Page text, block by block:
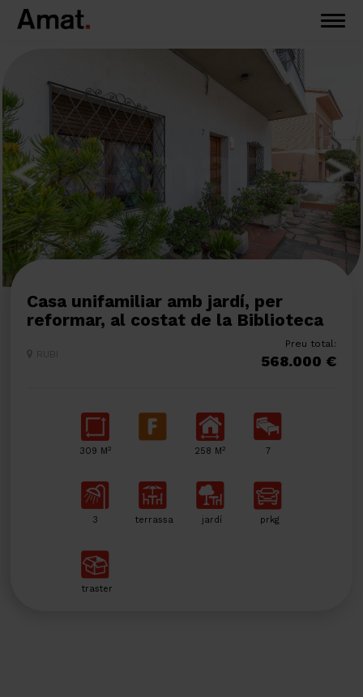
Casa unifamiliar amb jardí, per
reformar, al costat de la Biblioteca
RUBI
Preu total:
568.000 €
309 M 2 258 M 2 7
3 terrassa jardí prkg
traster